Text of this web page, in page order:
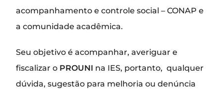
acompanhamento e controle social – CONAP e
a comunidade acadêmica.
Seu objetivo é acompanhar, averiguar e
fiscalizar o PROUNI na IES, portanto, qualquer
dúvida, sugestão para melhoria ou denúncia